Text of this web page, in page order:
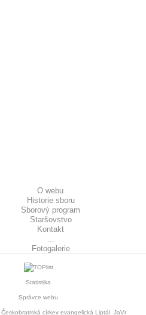
O webu
Historie sboru
Sborový program
Staršovstvo
Kontakt
Fotogalerie
Statistika
Správce webu
Českobratrská církev evangelická Liptál. JaVr